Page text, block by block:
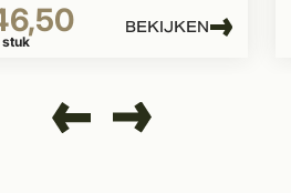
stuk
BEKIJKEN